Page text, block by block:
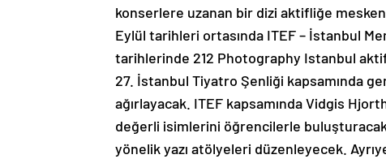
konserlere uzanan bir dizi aktifliğe
Eylül tarihleri ortasında ITEF – İstanbul
tarihlerinde 212 Photography Istanbul
27. İstanbul Tiyatro Şenliği kapsamında
ağırlayacak. ITEF kapsamında Vidgis
değerli isimlerini öğrencilerle
yönelik yazı atölyeleri düzenleyecek.